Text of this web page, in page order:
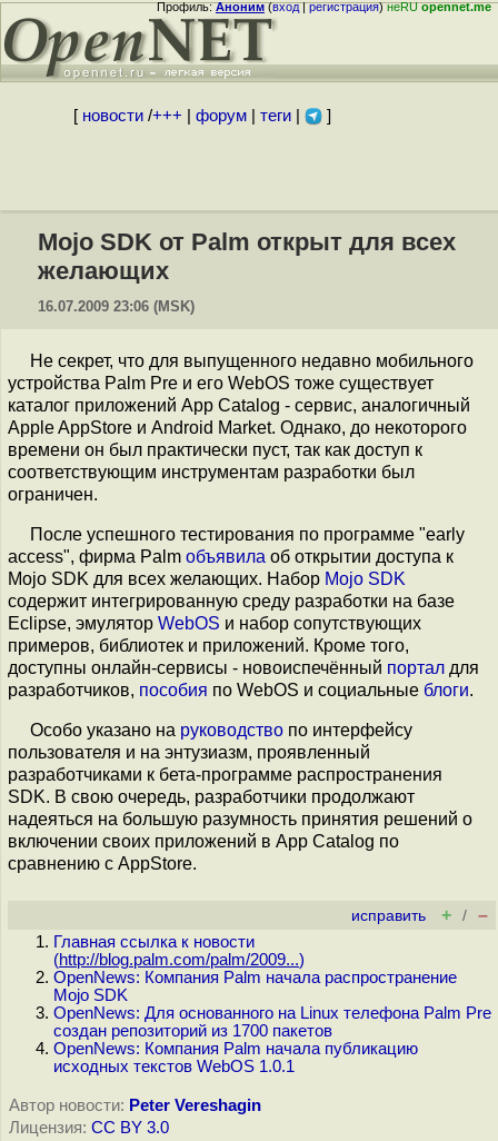
Профиль:Аноним(вход|регистрация)неRUopennet.me
[ новости/+++ форум| теги| ]
Mojo SDK от Palm открыт для всех
желающих
16.07.2009 23:06 (MSK)
Не секрет, что для выпущенного недавно мобильного
устройства Palm Pre и его WebOS тоже существует
каталог приложений App Catalog - сервис, аналогичный
Apple AppStore и Android Market. Однако, до некоторого
времени он был практически пуст, так как доступ к
соответствующим инструментам разработки был
ограничен.
После успешного тестирования по программе "early
access", фирма Palm объявила об открытии доступа к
Mojo SDK для всех желающих. Набор Mojo SDK
содержит интегрированную среду разработки на базе
Eclipse, эмулятор WebOS и набор сопутствующих
примеров, библиотек и приложений. Кроме того,
доступны онлайн-сервисы - новоиспечённый портал для
разработчиков, пособия по WebOS и социальные блоги.
Особо указано на руководство по интерфейсу
пользователя и на энтузиазм, проявленный
разработчиками к бета-программе распространения
SDK. В свою очередь, разработчики продолжают
надеяться на большую разумность принятия решений о
включении своих приложений в App Catalog по
сравнению с AppStore.
исправить + / –
Главная ссылка к новости
(http://blog.palm.com/palm/2009...)
OpenNews: Компания Palm начала распространение
Mojo SDK
OpenNews: Для основанного на Linux телефона Palm Pre
создан репозиторий из 1700 пакетов
OpenNews: Компания Palm начала публикацию
исходных текстов WebOS 1.0.1
Автор новости: Peter Vereshagin
Лицензия: CC BY 3.0